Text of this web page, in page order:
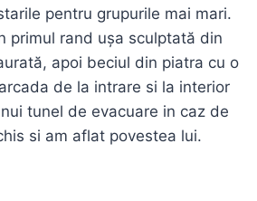
pentru grupurile mai mari.
primul rand ușa sculptată din
apoi beciul din piatra cu o
de la intrare si la interior
tunel de evacuare in caz de
si am aflat povestea lui.